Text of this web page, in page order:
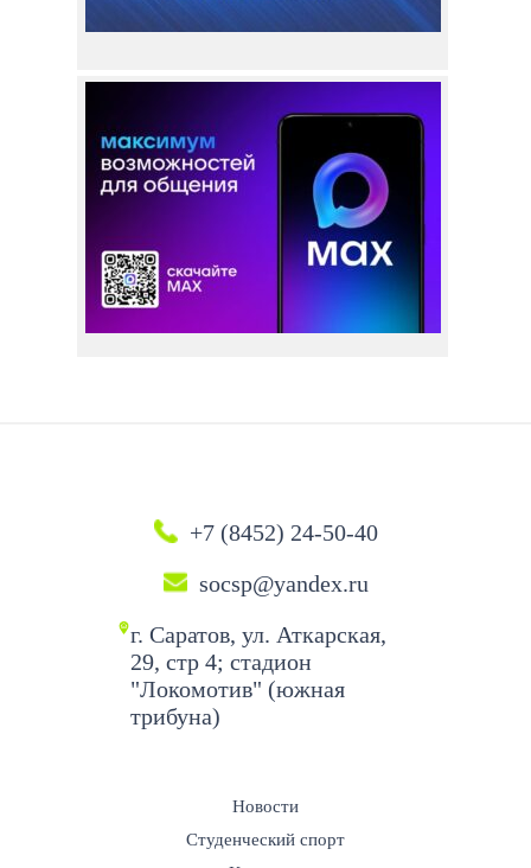
+7 (8452) 24-50-40
socsp@yandex.ru
г. Саратов, ул. Аткарская,
29, стр 4; стадион
"Локомотив" (южная
трибуна)
Новости
Студенческий спорт